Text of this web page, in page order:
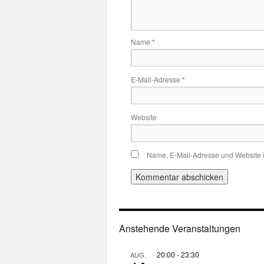
Name *
E-Mail-Adresse *
Website
Name, E-Mail-Adresse und
Anstehende Veranstaltungen
AUG. 20:00 -23:30